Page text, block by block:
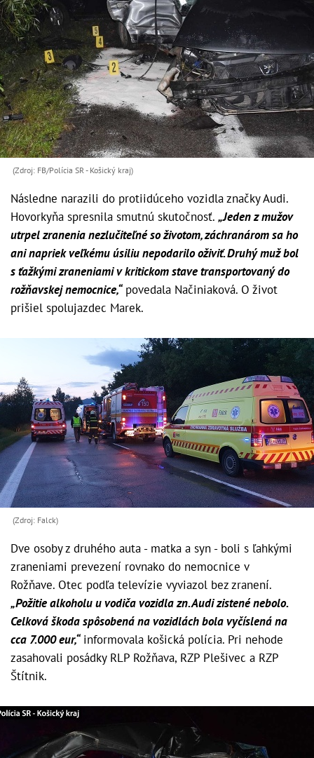
(Zdroj: FB/Polícia SR - Košický kraj)
Následne narazili do protiidúceho vozidla značky Audi.
Hovorkyňa spresnila smutnú skutočnosť. „Jeden z mužov
utrpel zranenia nezlučiteľné so životom, záchranárom sa ho
ani napriek veľkému úsiliu nepodarilo oživiť. Druhý muž bol
s ťažkými zraneniami v kritickom stave transportovaný do
rožňavskej nemocnice,“povedala Načiniaková. O život
prišiel spolujazdec Marek.
(Zdroj: Falck)
Dve osoby z druhého auta - matka a syn - boli s ľahkými
zraneniami prevezení rovnako do nemocnice v
Rožňave. Otec podľa televízie vyviazol bez zranení.
„Požitie alkoholu u vodiča vozidla zn. Audi zistené nebolo.
Celková škoda spôsobená na vozidlách bola vyčíslená na
cca 7.000 eur,“informovala košická polícia. Pri nehode
zasahovali posádky RLP Rožňava, RZP Plešivec a RZP
Štítnik.